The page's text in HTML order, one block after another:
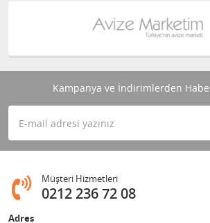
Kampanya ve İndirimlerden
Müşteri Hizmetleri
0212 236 72 08
Adres